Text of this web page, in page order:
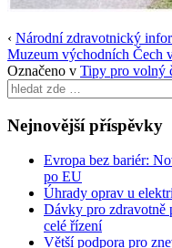
‹ Národní zdravotnický
Muzeum východních Čech
Označeno v Tipy pro volný
Search
for:
Nejnovější příspěvky
Evropa bez bariér:
po EU
Úhrady oprav u
Dávky pro zdravotně
celé řízení
Větší podpora pro